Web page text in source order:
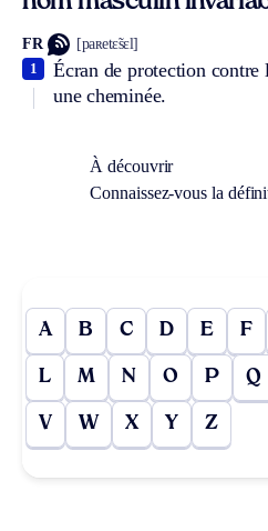
FR [paʀetɛ̃sɛl]
Écran de protection contre
une cheminée.
1
À découvrir
Connaissez-vous la
A B C D E F
L M N O P Q
V W X Y Z